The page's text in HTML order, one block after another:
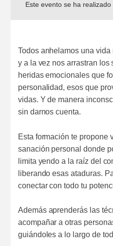
Este evento se ha
Todos anhelamos una
y a la vez nos arrastran los
heridas emocionales que
personalidad, esos que
vidas. Y de manera
sin darnos cuenta.
Esta formación te propone
sanación personal donde
limita yendo a la raíz del
liberando esas ataduras.
conectar con todo tu
Además aprenderás las
acompañar a otras
guiándoles a lo largo de